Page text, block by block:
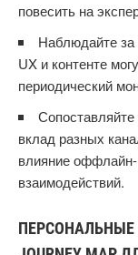
повесить на
Наблюдайте
UX и контенте
периодический
вклад разных
влияние
взаимодействий.
ПЕРСОНАЛЬНЫЕ